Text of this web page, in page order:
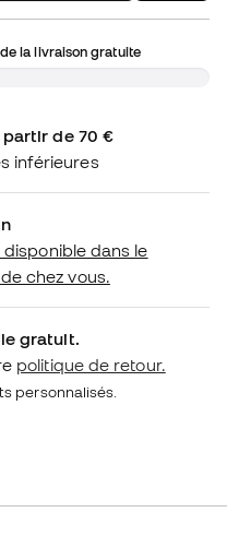
la livraison gratuite
partir de 70 €
inférieures
dans le
chez vous.
gratuit.
politique de retour.
personnalisés.